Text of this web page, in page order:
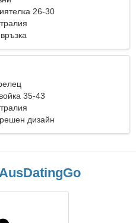
26-30
35-43
дизайн